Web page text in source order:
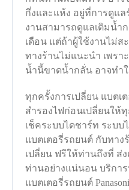
กึ่งและแห้ง อยู่ที่การดูแ
งานสามารถดูแลเติมน้ำ
เดือน แต่ถ้าผู้ใช้งานไม่ส
ทางร้านไม่แนะนำ เพรา
น้ำนี้ขาดน้ำกลั่น อาจทำใ
ทุกครั้งการเปลี่ยน แบตเ
สำรองไฟก่อนเปลี่ยนให้
เช็คระบบไดชาร์ท ระบบ
แบตเตอรี่รถยนต์ กับทาง
เปลี่ยน ฟรีให้ท่านถึงที่ ส่ง
ท่านอย่างแน่นอน บริการ
แบตเตอรี่รถยนต์